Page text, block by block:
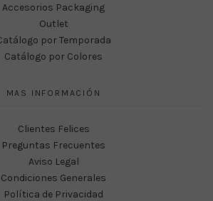
Accesorios Packaging
Outlet
por Temporada
Catálogo por Colores
MAS INFORMACIÓN
Clientes Felices
Preguntas Frecuentes
Aviso Legal
Condiciones Generales
Política de Privacidad